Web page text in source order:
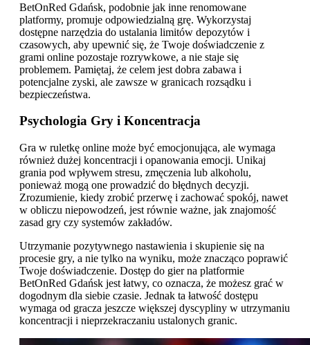
BetOnRed Gdańsk, podobnie jak inne renomowane
platformy, promuje odpowiedzialną grę. Wykorzystaj
dostępne narzędzia do ustalania limitów depozytów i
czasowych, aby upewnić się, że Twoje doświadczenie z
grami online pozostaje rozrywkowe, a nie staje się
problemem. Pamiętaj, że celem jest dobra zabawa i
potencjalne zyski, ale zawsze w granicach rozsądku i
bezpieczeństwa.
Psychologia Gry i Koncentracja
Gra w ruletkę online może być emocjonująca, ale wymaga
również dużej koncentracji i opanowania emocji. Unikaj
grania pod wpływem stresu, zmęczenia lub alkoholu,
ponieważ mogą one prowadzić do błędnych decyzji.
Zrozumienie, kiedy zrobić przerwę i zachować spokój, nawet
w obliczu niepowodzeń, jest równie ważne, jak znajomość
zasad gry czy systemów zakładów.
Utrzymanie pozytywnego nastawienia i skupienie się na
procesie gry, a nie tylko na wyniku, może znacząco poprawić
Twoje doświadczenie. Dostęp do gier na platformie
BetOnRed Gdańsk jest łatwy, co oznacza, że możesz grać w
dogodnym dla siebie czasie. Jednak ta łatwość dostępu
wymaga od gracza jeszcze większej dyscypliny w utrzymaniu
koncentracji i nieprzekraczaniu ustalonych granic.